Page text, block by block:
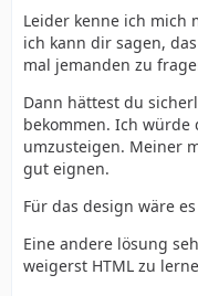
Leider kenne ich mich
ich kann dir sagen,
mal jemanden zu
Dann hättest du
bekommen. Ich
umzusteigen. Meiner
gut eignen.
Für das design wäre
Eine andere lösung
weigerst HTML zu